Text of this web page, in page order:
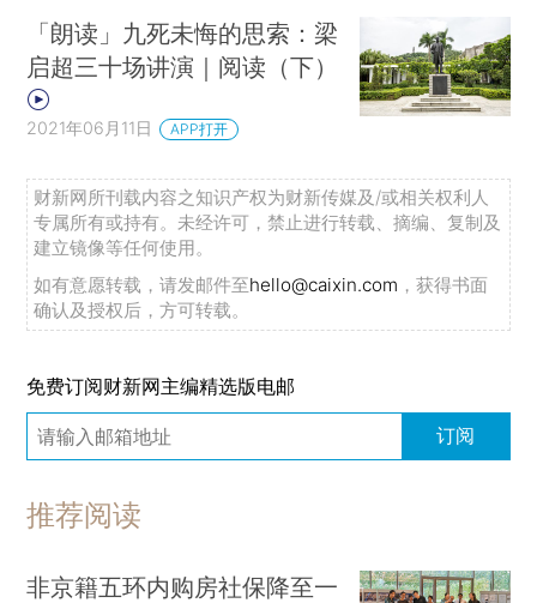
「朗读」九死未悔的思索：梁
启超三十场讲演｜阅读（下）
2021年06月11日 APP打开
财新网所刊载内容之知识产权为财新传媒及/或相关权利人
专属所有或持有。未经许可，禁止进行转载、摘编、复制及
建立镜像等任何使用。
如有意愿转载，请发邮件至hello@caixin.com ，获得书面
确认及授权后，方可转载。
免费订阅财新网主编精选版电邮
订阅
推荐阅读
非京籍五环内购房社保降至一